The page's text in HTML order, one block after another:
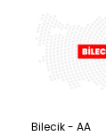
Bilecik - AA